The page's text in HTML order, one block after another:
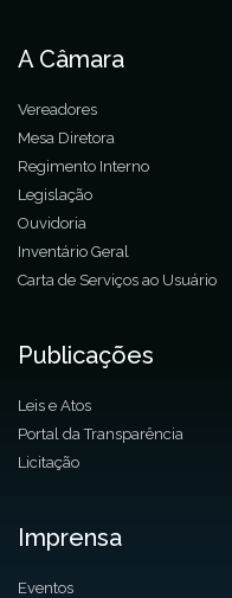
A Câmara
Vereadores
Mesa Diretora
Regimento Interno
Legislação
Ouvidoria
Inventário Geral
Carta de Serviços ao Usuário
Publicações
Leis e Atos
Portal da Transparência
Licitação
Imprensa
Eventos